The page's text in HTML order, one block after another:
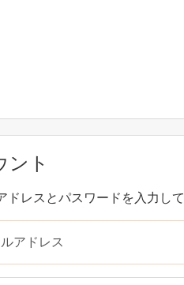
ント
ドレスとパスワードを入力し
アドレス